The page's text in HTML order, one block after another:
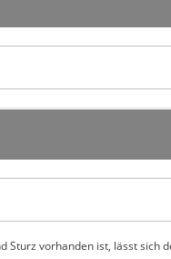
vorhanden ist, lässt sich